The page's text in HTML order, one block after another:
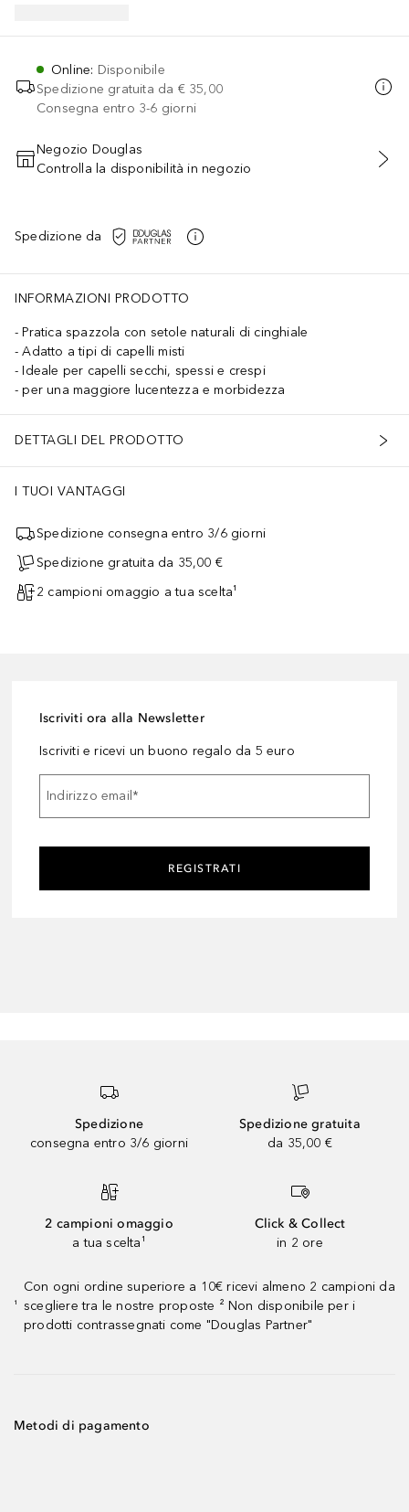
Online: Disponibile
Spedizione gratuita da € 35,00
Consegna entro 3-6 giorni
AGGIUNGI AL CARRELLO
Negozio Douglas
Controlla la disponibilità in negozio
Spedizione da
INFORMAZIONI PRODOTTO
Pratica spazzola con setole naturali di cinghiale
Adatto a tipi di capelli misti
Ideale per capelli secchi, spessi e crespi
per una maggiore lucentezza e morbidezza
DETTAGLI DEL PRODOTTO
I TUOI VANTAGGI
Spedizione consegna entro 3/6 giorni
Spedizione gratuita da 35,00 €
2 campioni omaggio a tua scelta¹
Iscriviti ora alla Newsletter
Iscriviti e ricevi un buono regalo da 5 euro
Indirizzo email*
REGISTRATI
Spedizione
consegna entro 3/6 giorni
Spedizione gratuita
da 35,00 €
2 campioni omaggio
a tua scelta¹
Click & Collect
in 2 ore
¹
Con ogni ordine superiore a 10€ ricevi almeno 2 campioni da
scegliere tra le nostre proposte ² Non disponibile per i
prodotti contrassegnati come "Douglas Partner"
Metodi di pagamento